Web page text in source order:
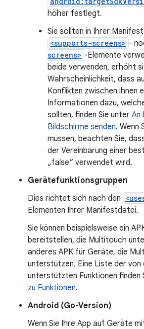
höher festlegt.
Sie sollten in Ihrer
<supports-screens> -
screens> -Elemente
beide verwenden, erhöht
Wahrscheinlichkeit, dass
Konflikten zwischen ihnen
Informationen dazu,
sollten, finden Sie unter An
Bildschirme senden. Wenn
müssen, beachten Sie,
der Vereinbarung einer
„false“ verwendet wird.
Gerätefunktionsgruppen
Dies richtet sich nach den
Elementen Ihrer Manifestdatei.
Sie können beispielsweise ein
bereitstellen, die Multitouch
anderes APK für Geräte, die
unterstützen. Eine Liste der
unterstützten Funktionen finden
zu Funktionen.
Android (Go-Version)
Wenn Sie Ihre App auf Geräte